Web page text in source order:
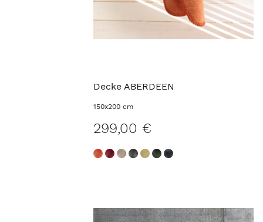
Decke ABERDEEN
150x200 cm
299,00 €